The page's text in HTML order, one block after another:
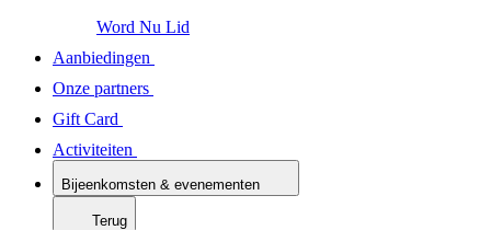
Word Nu Lid
Aanbiedingen
Onze partners
Gift Card
Activiteiten
Bijeenkomsten & evenementen
Terug